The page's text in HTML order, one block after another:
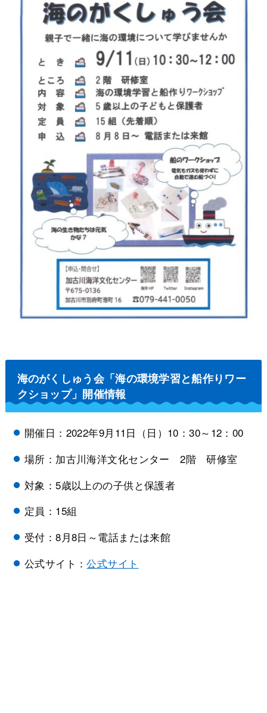
海のがくしゅう会「海の環境学習と船作りワー
クショップ」開催情報
開催日：2022年9月11日（日）10：30～12：00
場所：加古川海洋文化センター 2階 研修室
対象：5歳以上のの子供と保護者
定員：15組
受付：8月8日～電話または来館
公式サイト：公式サイト